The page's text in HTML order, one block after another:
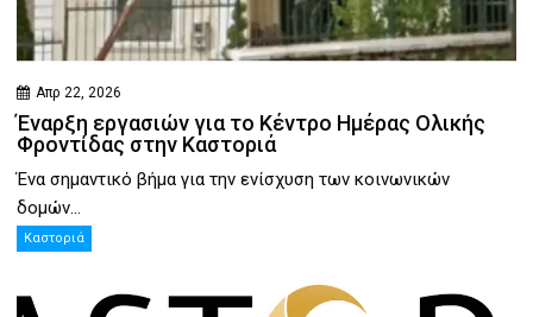
Απρ 22, 2026
Έναρξη εργασιών για το Κέντρο Ημέρας Ολικής
Φροντίδας στην Καστοριά
Ένα σημαντικό βήμα για την ενίσχυση των κοινωνικών
δομών...
Καστοριά